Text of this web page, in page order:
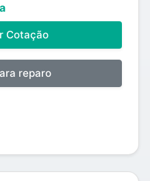
Cotação
reparo